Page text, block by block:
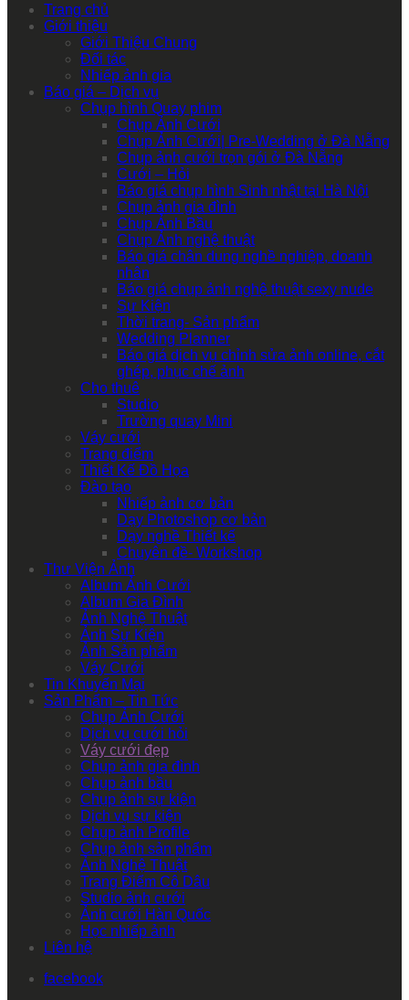
Trang chủ
Giới thiệu
Giới Thiệu Chung
Đối tác
Nhiếp ảnh gia
Báo giá – Dịch vụ
Chụp hình Quay phim
Chụp Ảnh Cưới
Chụp Ảnh Cưới| Pre-Wedding ở Đà Nẵng
Chụp ảnh cưới trọn gói ở Đà Nẵng
Cưới – Hỏi
Báo giá chụp hình Sinh nhật tại Hà Nội
Chụp ảnh gia đình
Chụp Ảnh Bầu
Chụp Ảnh nghệ thuật
Báo giá chân dung nghề nghiệp, doanh
nhân
Báo giá chụp ảnh nghệ thuật sexy nude
Sự Kiện
Thời trang- Sản phẩm
Wedding Planner
Báo giá dịch vụ chỉnh sửa ảnh online, cắt
ghép, phục chế ảnh
Cho thuê
Studio
Trường quay Mini
Váy cưới
Trang điểm
Thiết Kế Đồ Họa
Đào tạo
Nhiếp ảnh cơ bản
Dạy Photoshop cơ bản
Dạy nghề Thiết kế
Chuyên đề- Workshop
Thư Viện Ảnh
Album Ảnh Cưới
Album Gia Đình
Ảnh Nghệ Thuật
Ảnh Sự Kiện
Ảnh Sản phẩm
Váy Cưới
Tin Khuyến Mại
Sản Phẩm – Tin Tức
Chụp Ảnh Cưới
Dịch vụ cưới hỏi
Váy cưới đẹp
Chụp ảnh gia đình
Chụp ảnh bầu
Chụp ảnh sự kiện
Dịch vụ sự kiện
Chụp ảnh Profile
Chụp ảnh sản phẩm
Ảnh Nghệ Thuật
Trang Điểm Cô Dâu
Studio ảnh cưới
Ảnh cưới Hàn Quốc
Học nhiếp ảnh
Liên hệ
facebook